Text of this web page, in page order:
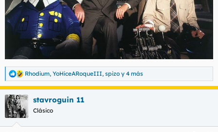
R
e
a
c
c
i
Rhodium, YoHiceARoqueIII, spizo y 4 más
stavroguin 11
Clásico